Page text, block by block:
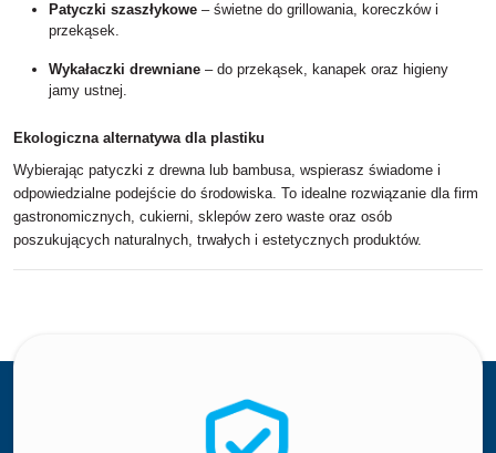
Patyczki szaszłykowe – świetne do grillowania, koreczków i
przekąsek.
Wykałaczki drewniane – do przekąsek, kanapek oraz higieny
jamy ustnej.
Ekologiczna alternatywa dla plastiku
Wybierając patyczki z drewna lub bambusa, wspierasz świadome i
odpowiedzialne podejście do środowiska. To idealne rozwiązanie dla firm
gastronomicznych, cukierni, sklepów zero waste oraz osób
poszukujących naturalnych, trwałych i estetycznych produktów.